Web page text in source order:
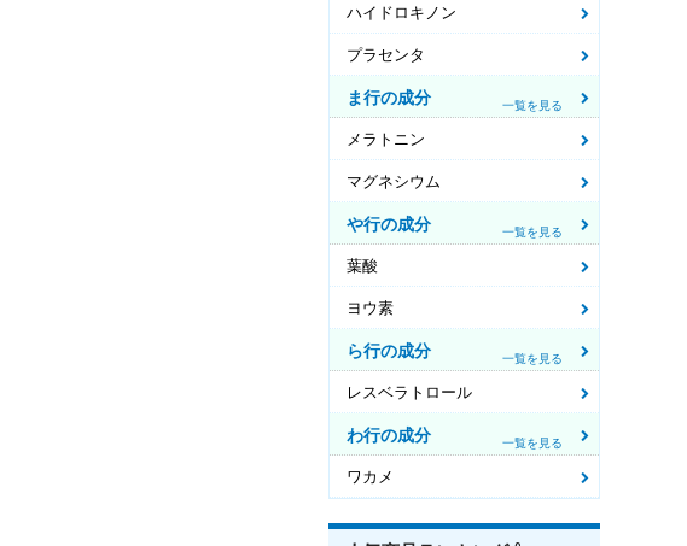
ハイドロキノン
プラセンタ
ま行の成分 一覧を見る
メラトニン
マグネシウム
や行の成分 一覧を見る
葉酸
ヨウ素
ら行の成分 一覧を見る
レスベラトロール
わ行の成分 一覧を見る
ワカメ